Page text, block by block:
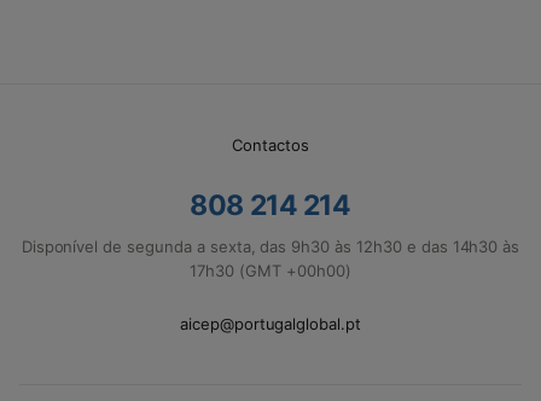
Contactos
808 214 214
Disponível de segunda a sexta, das 9h30 às 12h30 e das 14h30 às
17h30 (GMT +00h00)
aicep@portugalglobal.pt